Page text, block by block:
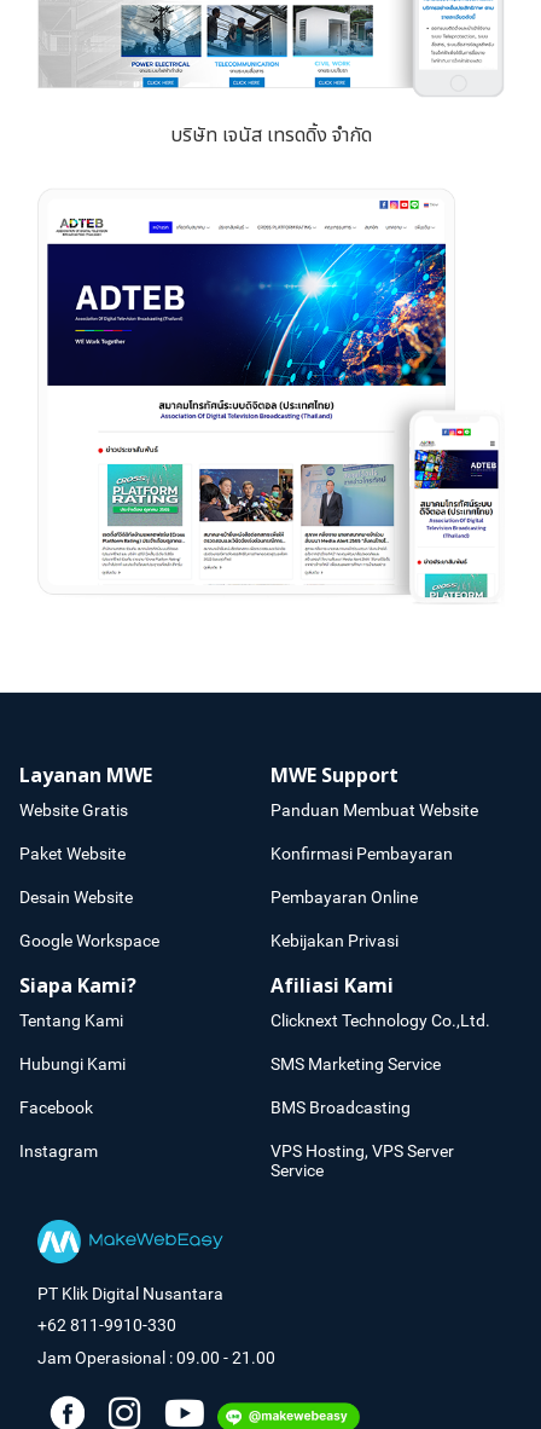
บริษัท เจนัส เทรดดิ้ง จำกัด
Layanan MWE
Website Gratis
Paket Website
Desain Website
Google Workspace
MWE Support
Panduan Membuat Website
Konfirmasi Pembayaran
Pembayaran Online
Kebijakan Privasi
Siapa Kami?
Tentang Kami
Hubungi Kami
Facebook
Instagram
Afiliasi Kami
Clicknext Technology Co.,Ltd.
SMS Marketing Service
BMS Broadcasting
VPS Hosting, VPS Server
Service
PT Klik Digital Nusantara
+62 811-9910-330
Jam Operasional : 09.00 - 21.00